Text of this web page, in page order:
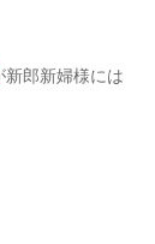
新郎新婦様には